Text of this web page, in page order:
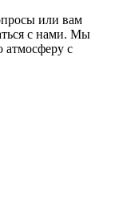
или вам
с нами. Мы
атмосферу с